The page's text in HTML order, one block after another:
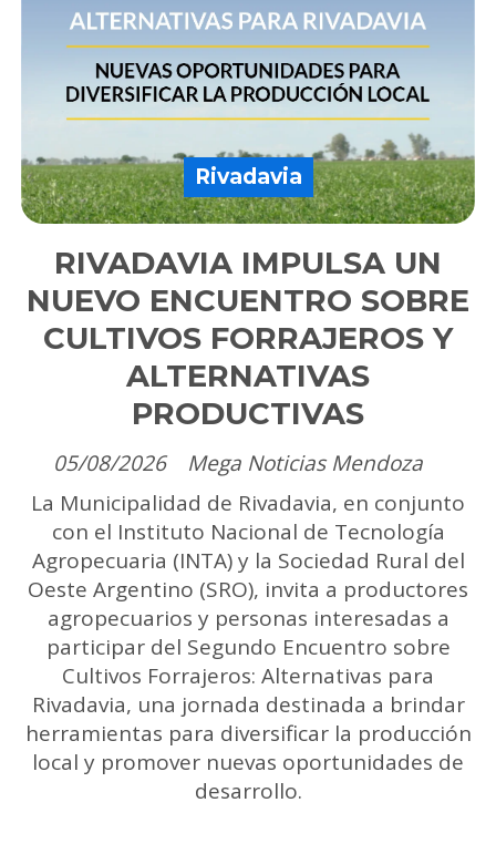
RIVADAVIA IMPULSA UN
NUEVO ENCUENTRO SOBRE
CULTIVOS FORRAJEROS Y
ALTERNATIVAS
PRODUCTIVAS
Mega Noticias Mendoza
Rivadavia
05/08/2026
La Municipalidad de Rivadavia, en conjunto
con el Instituto Nacional de Tecnología
Agropecuaria (INTA) y la Sociedad Rural del
Oeste Argentino (SRO), invita a productores
agropecuarios y personas interesadas a
participar del Segundo Encuentro sobre
Cultivos Forrajeros: Alternativas para
Rivadavia, una jornada destinada a brindar
herramientas para diversificar la producción
local y promover nuevas oportunidades de
desarrollo.